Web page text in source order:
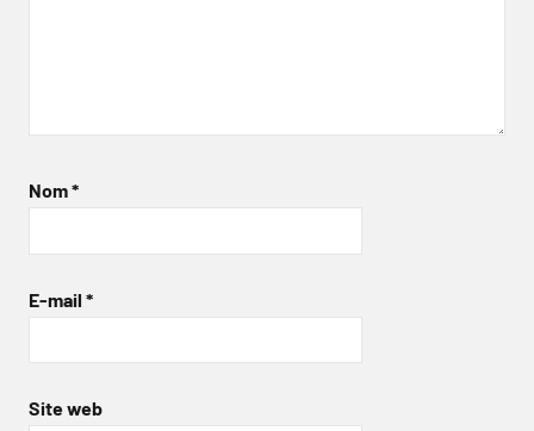
Nom*
E-mail *
Site web